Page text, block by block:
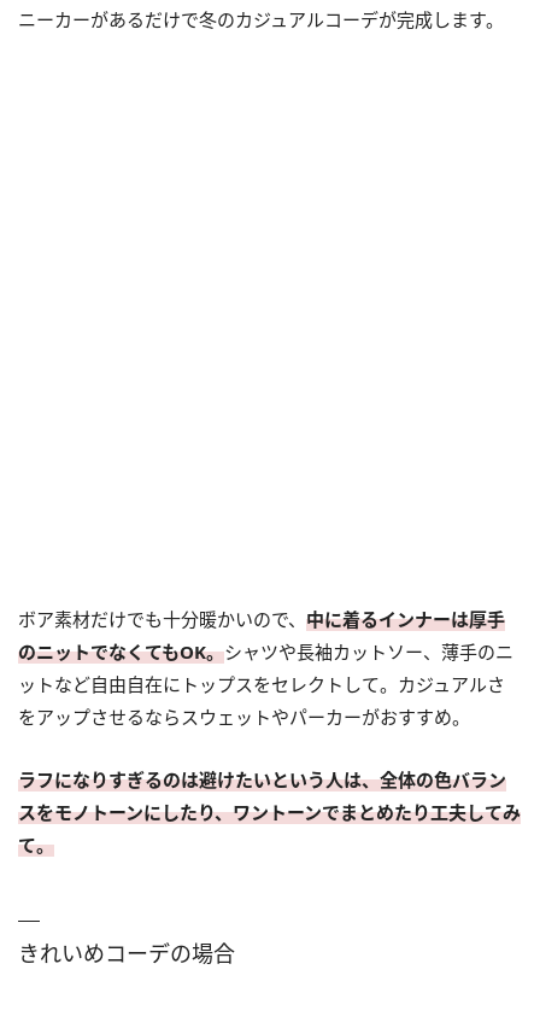
ニーカーがあるだけで冬のカジュアルコーデが完成します。
ボア素材だけでも十分暖かいので、 中に着るインナーは厚手
のニットでなくてもOK。シャツや長袖カットソー、薄手のニ
ットなど自由自在にトップスをセレクトして。カジュアルさ
をアップさせるならスウェットやパーカーがおすすめ。
ラフになりすぎるのは避けたいという人は、全体の色バラン
スをモノトーンにしたり、ワントーンでまとめたり工夫してみ
て。
きれいめコーデの場合